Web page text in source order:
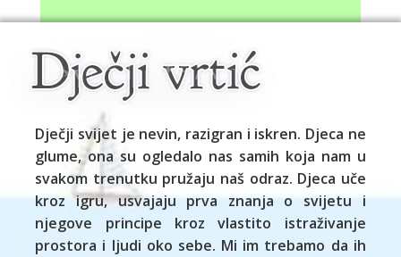
Dječji svijet je nevin, razigran i iskren. Djeca ne
glume, ona su ogledalo nas samih koja nam u
svakom trenutku pružaju naš odraz. Djeca uče
kroz igru, usvajaju prva znanja o svijetu i
njegove principe kroz vlastito istraživanje
prostora i ljudi oko sebe. Mi im trebamo da ih